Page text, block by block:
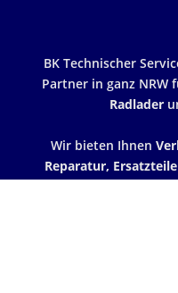
BK Technischer
Partner in ganz NRW
Radlader
Wir bieten Ihnen
Reparatur, Ersatzteile